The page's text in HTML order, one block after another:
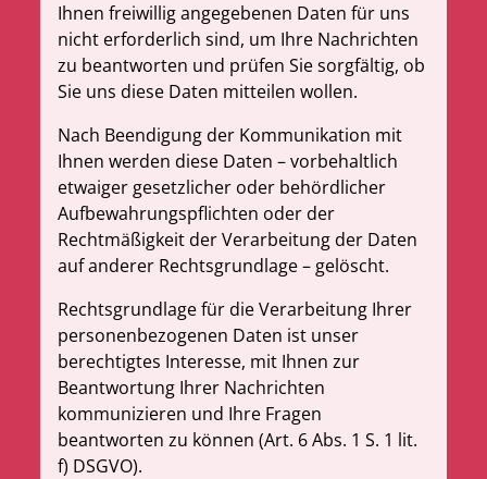
Ihnen freiwillig angegebenen Daten für uns
nicht erforderlich sind, um Ihre Nachrichten
zu beantworten und prüfen Sie sorgfältig, ob
Sie uns diese Daten mitteilen wollen.
Nach Beendigung der Kommunikation mit
Ihnen werden diese Daten – vorbehaltlich
etwaiger gesetzlicher oder behördlicher
Aufbewahrungspflichten oder der
Rechtmäßigkeit der Verarbeitung der Daten
auf anderer Rechtsgrundlage – gelöscht.
Rechtsgrundlage für die Verarbeitung Ihrer
personenbezogenen Daten ist unser
berechtigtes Interesse, mit Ihnen zur
Beantwortung Ihrer Nachrichten
kommunizieren und Ihre Fragen
beantworten zu können (Art. 6 Abs. 1 S. 1 lit.
f) DSGVO).